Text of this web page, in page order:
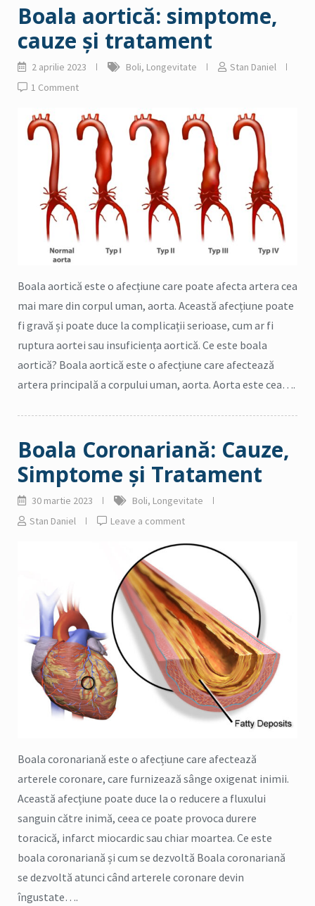
Boala aortică: simptome,
cauze și tratament
2 aprilie 2023 Boli, Longevitate
Stan Daniel
1 Comment
Boala aortică este o afecțiune care poate afecta artera cea
mai mare din corpul uman, aorta. Această afecțiune poate
fi gravă și poate duce la complicații serioase, cum ar fi
ruptura aortei sau insuficiența aortică. Ce este boala
aortică? Boala aortică este o afecțiune care afectează
artera principală a corpului uman, aorta. Aorta este cea….
Boala Coronariană: Cauze,
Simptome și Tratament
30 martie 2023 Boli, Longevitate
Stan Daniel
Leave a comment
Boala coronariană este o afecțiune care afectează
arterele coronare, care furnizează sânge oxigenat inimii.
Această afecțiune poate duce la o reducere a fluxului
sanguin către inimă, ceea ce poate provoca durere
toracică, infarct miocardic sau chiar moartea. Ce este
boala coronariană și cum se dezvoltă Boala coronariană
se dezvoltă atunci când arterele coronare devin
îngustate….